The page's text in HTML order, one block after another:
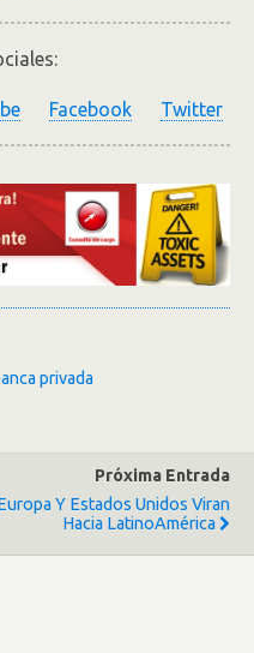
Facebook Twitter
privada
Próxima Entrada
Y Estados Unidos Viran
Hacia LatinoAmérica